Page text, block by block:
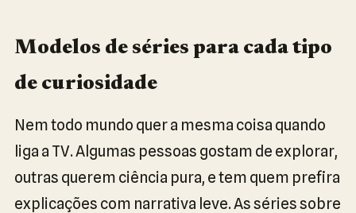
Modelos de séries para cada tipo
de curiosidade
Nem todo mundo quer a mesma coisa quando
liga a TV. Algumas pessoas gostam de explorar,
outras querem ciência pura, e tem quem prefira
explicações com narrativa leve. As séries sobre